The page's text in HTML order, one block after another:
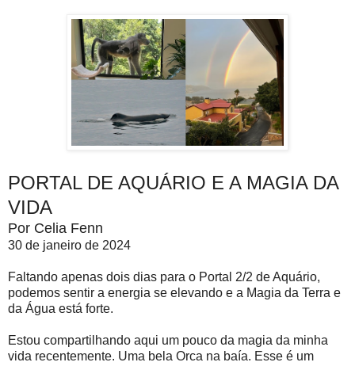
PORTAL DE AQUÁRIO E A MAGIA DA
VIDA
Por Celia Fenn
30 de janeiro de 2024
Faltando apenas dois dias para o Portal 2/2 de Aquário,
podemos sentir a energia se elevando e a Magia da Terra e
da Água está forte.
Estou compartilhando aqui um pouco da magia da minha
vida recentemente. Uma bela Orca na baía. Esse é um